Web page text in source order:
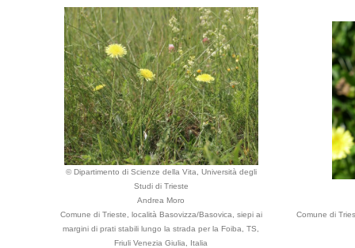
© Dipartimento di Scienze della Vita, Università degli
Studi di Trieste
Andrea Moro
Comune di Trieste, località Basovizza/Basovica, siepi ai
margini di prati stabili lungo la strada per la Foiba, TS,
Friuli Venezia Giulia, Italia
Comune di